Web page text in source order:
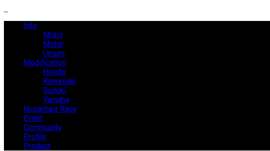
Info
Mobil
Motor
Umum
Modification
Honda
Kawasaki
Suzuki
Yamaha
Nusantara Race
Event
Community
Profile
Product